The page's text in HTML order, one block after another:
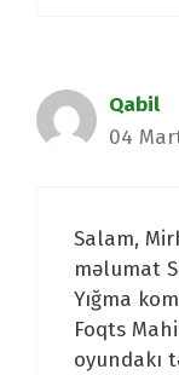
Qabil
04
Salam,
məlumat
Yığma
Foqts
oyundakı